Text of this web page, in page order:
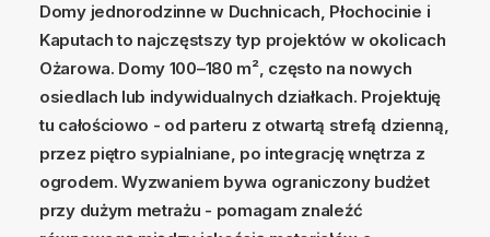
Domy jednorodzinne w Duchnicach, Płochocinie i
Kaputach to najczęstszy typ projektów w okolicach
Ożarowa. Domy 100–180 m², często na nowych
osiedlach lub indywidualnych działkach. Projektuję
tu całościowo - od parteru z otwartą strefą dzienną,
przez piętro sypialniane, po integrację wnętrza z
ogrodem. Wyzwaniem bywa ograniczony budżet
przy dużym metrażu - pomagam znaleźć